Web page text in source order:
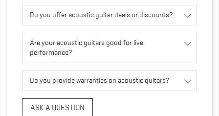
Do you offer acoustic guitar deals or discounts?
Are your acoustic guitars good for live
performance?
Do you provide warranties on acoustic guitars?
ASK A QUESTION